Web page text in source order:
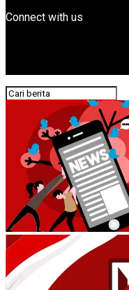
Connect with us